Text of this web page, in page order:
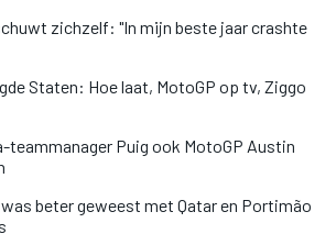
zichzelf: "In mijn beste jaar crashte
Staten: Hoe laat, MotoGP op tv, Ziggo
teammanager Puig ook MotoGP Austin
beter geweest met Qatar en Portimão